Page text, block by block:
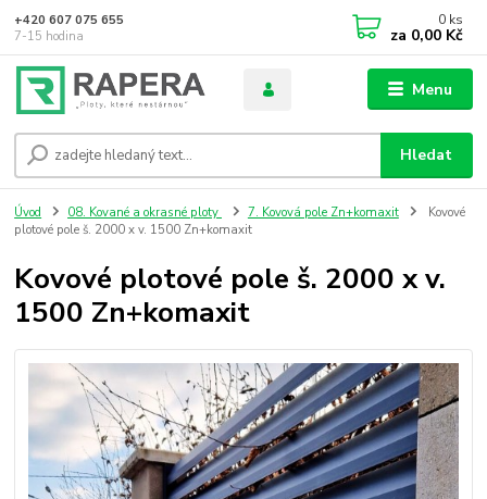
Menu
Hledat
+420 607 075 655
7-15 hodina
0 ks
za 0,00 Kč
Úvod 08. Kované a okrasné ploty 7. Kovová pole Zn+komaxit
Kovové
plotové pole š. 2000 x v. 1500 Zn+komaxit
Kovové plotové pole š. 2000 x v.
1500 Zn+komaxit